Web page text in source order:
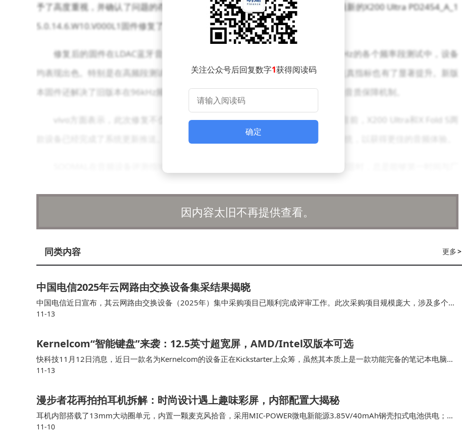
予了高度重视，并确认了问题的存在。经过一个多月的努力，vivo宣布已经通过最新的X200 Ultra PD2454_A_1
5.0.14.6.W10.V000L1固件修复了LDAC相关的问题。
修复后的固件在LDAC蓝牙音频测试中展现出了显著提升。从44.1kHz到96kHz的各个频率段测试中，设备
均表现出色。特别是在高频段测试中，之前存在的杂波干扰已经大幅减少，互调失真指标也有了显著提升。新版
本固件还解决了旧版本在96kHz频率下的截频问题，并重新激活了高码率状态下的音质保障机制。
vivo方面表示，此次修复不仅针对X200 Ultra，还将逐步扩展到其他机型。目前，X200 Ultra和X Fold 5两
款设备已经完成了系统更新推送。vivo建议已经购买这两款手机的用户尽快升级系统，以获得更佳的音频体验。
然而，并非所有厂商都能像vivo一样积极应对问题。有些厂商在面对测试反馈时，会质疑测试方法的有效
性，甚至对评测机构进行不实批评。这种做法不仅不利于问题的解决，还会损害厂商与评测机构之间的关系。S
关注公众号后回复数字1获得阅读码
确定
因内容太旧不再提供查看。
更多>
同类内容
中国电信2025年云网路由交换设备集采结果揭晓
中国电信近日宣布，其云网路由交换设备（2025年）集中采购项目已顺利完成评审工作。此次采购项目规模庞大，涉及多个关
键网络设备领域，旨在进一步优化和提升云网基础设施能力。
11-13
Kernelcom“智能键盘”来袭：12.5英寸超宽屏，AMD/Intel双版本可选
快科技11月12日消息，近日一款名为Kernelcom的设备正在Kickstarter上众筹，虽然其本质上是一款功能完备的笔记本电脑，
但制造商还是将其宣传为“智能键盘”。 这款设备最大的特点是其12.5英寸超…
11-13
漫步者花再拍拍耳机拆解：时尚设计遇上趣味彩屏，内部配置大揭秘
耳机内部搭载了13mm大动圈单元，内置一颗麦克风拾音，采用MIC-POWER微电新能源3.85V/40mAh钢壳扣式电池供电；主
板上，搭载了JL杰理科技JL6973D8的蓝牙音频SoC，WINSEMI稳先微…
11-10